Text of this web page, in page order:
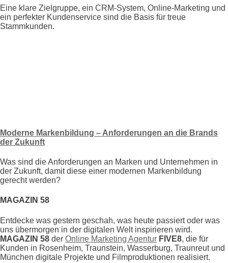
Eine klare Zielgruppe, ein CRM-System, Online-Marketing und
ein perfekter Kundenservice sind die Basis für treue
Stammkunden.
Moderne Markenbildung – Anforderungen an die Brands
der Zukunft
Was sind die Anforderungen an Marken und Unternehmen in
der Zukunft, damit diese einer modernen Markenbildung
gerecht werden?
MAGAZIN 58
Entdecke was gestern geschah, was heute passiert oder was
uns übermorgen in der digitalen Welt inspirieren wird.
MAGAZIN 58 der Online Marketing Agentur FIVE8, die für
Kunden in Rosenheim, Traunstein, Wasserburg, Traunreut und
München digitale Projekte und Filmproduktionen realisiert.